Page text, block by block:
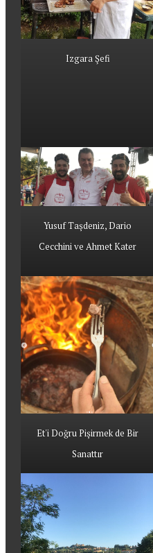
Izgara Şefi
Yusuf Taşdeniz, Dario
Cecchini ve Ahmet Kater
Et'i Doğru Pişirmek de Bir
Sanattır